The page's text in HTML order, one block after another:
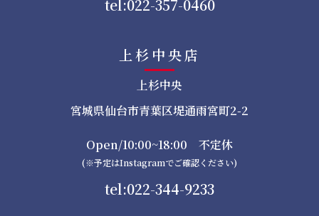
tel:022-357-0460
上杉中央店
上杉中央
宮城県仙台市青葉区堤通雨宮町2-2
Open/10:00~18:00 不定休
(※予定はInstagramでご確認ください)
tel:022-344-9233